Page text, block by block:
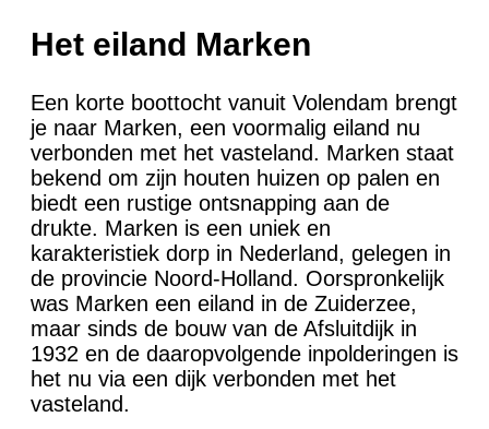
Het eiland Marken
Een korte boottocht vanuit Volendam brengt
je naar Marken, een voormalig eiland nu
verbonden met het vasteland. Marken staat
bekend om zijn houten huizen op palen en
biedt een rustige ontsnapping aan de
drukte. Marken is een uniek en
karakteristiek dorp in Nederland, gelegen in
de provincie Noord-Holland. Oorspronkelijk
was Marken een eiland in de Zuiderzee,
maar sinds de bouw van de Afsluitdijk in
1932 en de daaropvolgende inpolderingen is
het nu via een dijk verbonden met het
vasteland.